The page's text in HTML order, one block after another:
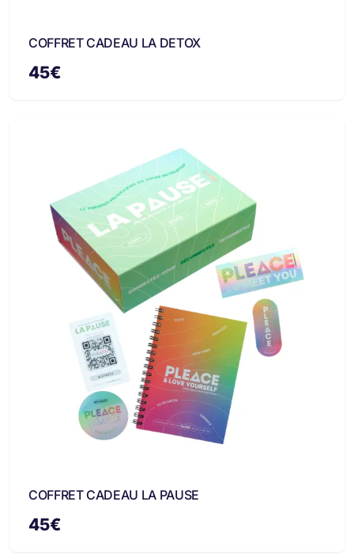
COFFRET CADEAU LA DETOX
45€
COFFRET CADEAU LA PAUSE
45€